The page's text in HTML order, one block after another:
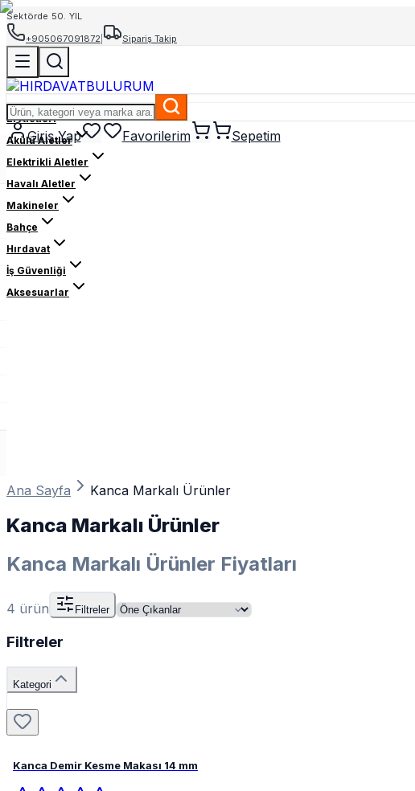
Sektörde 50. YIL
+905067091872
Sipariş Takip
Giriş Yap Favorilerim Sepetim
El Aletleri
Akülü Aletler
Elektrikli Aletler
Havalı Aletler
Makineler
Bahçe
Hırdavat
İş Güvenliği
Aksesuarlar
Ana Sayfa Kanca Markalı Ürünler
Kanca Markalı Ürünler
Kanca Markalı Ürünler Fiyatları
4 ürün Filtreler
Filtreler
Kategori
Kanca Demir Kesme Makası 14 mm